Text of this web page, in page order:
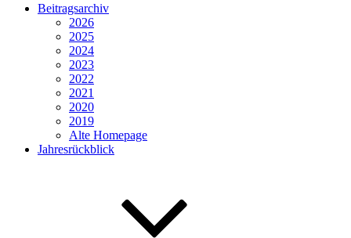
Beitragsarchiv
2026
2025
2024
2023
2022
2021
2020
2019
Alte Homepage
Jahresrückblick